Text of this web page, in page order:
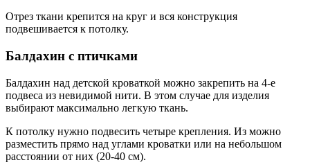
Отрез ткани крепится на круг и вся конструкция
подвешивается к потолку.
Балдахин с птичками
Балдахин над детской кроваткой можно закрепить на 4-е
подвеса из невидимой нити. В этом случае для изделия
выбирают максимально легкую ткань.
К потолку нужно подвесить четыре крепления. Из можно
разместить прямо над углами кроватки или на небольшом
расстоянии от них (20-40 см).